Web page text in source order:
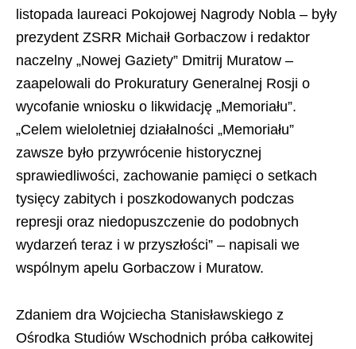
listopada laureaci Pokojowej Nagrody Nobla – były
prezydent ZSRR Michaił Gorbaczow i redaktor
naczelny „Nowej Gaziety” Dmitrij Muratow –
zaapelowali do Prokuratury Generalnej Rosji o
wycofanie wniosku o likwidację „Memoriału”.
„Celem wieloletniej działalności „Memoriału”
zawsze było przywrócenie historycznej
sprawiedliwości, zachowanie pamięci o setkach
tysięcy zabitych i poszkodowanych podczas
represji oraz niedopuszczenie do podobnych
wydarzeń teraz i w przyszłości” – napisali we
wspólnym apelu Gorbaczow i Muratow.
Zdaniem dra Wojciecha Stanisławskiego z
Ośrodka Studiów Wschodnich próba całkowitej